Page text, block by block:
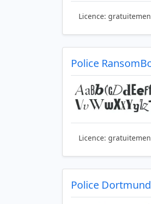
Licence:
Police
Licence:
Police